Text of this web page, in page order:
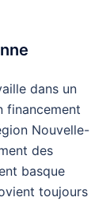
dans un
financement
Nouvelle-
des
basque
toujours